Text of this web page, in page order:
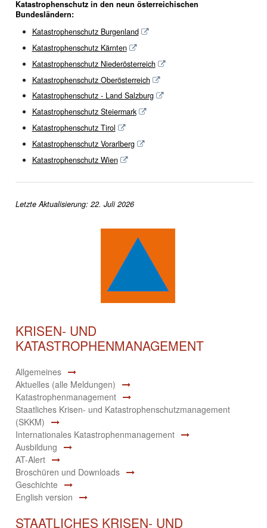
Katastrophenschutz in den neun österreichischen
Bundesländern:
Katastrophenschutz Burgenland
Katastrophenschutz Kärnten
Katastrophenschutz Niederösterreich
Katastrophenschutz Oberösterreich
Katastrophenschutz - Land Salzburg
Katastrophenschutz Steiermark
Katastrophenschutz Tirol
Katastrophenschutz Vorarlberg
Katastrophenschutz Wien
Letzte Aktualisierung: 22. Juli 2026
KRISEN- UND
KATASTROPHENMANAGEMENT
Allgemeines
Aktuelles (alle Meldungen)
Katastrophenmanagement
Staatliches Krisen- und Katastrophenschutzmanagement
(SKKM)
Internationales Katastrophenmanagement
Ausbildung
AT-Alert
Broschüren und Downloads
Geschichte
English version
STAATLICHES KRISEN- UND